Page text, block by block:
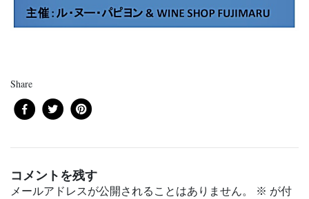
Share
コメントを残す
メールアドレスが公開されることはありません。 ※ が付